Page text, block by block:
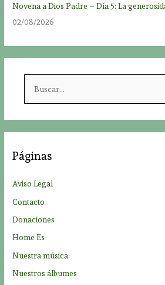
Novena a Dios Padre – Día 5: La
02/08/2026
r
:
Páginas
Aviso Legal
Contacto
Donaciones
Home Es
Nuestra música
Nuestros álbumes